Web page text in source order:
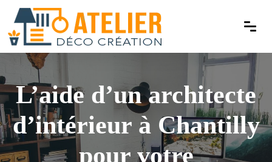
L’aide d’un architecte
d’intérieur à Chantilly
pour votre